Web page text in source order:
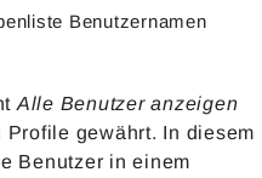
Benutzernamen
Alle Benutzer anzeigen
gewährt. In diesem
Benutzer in einem